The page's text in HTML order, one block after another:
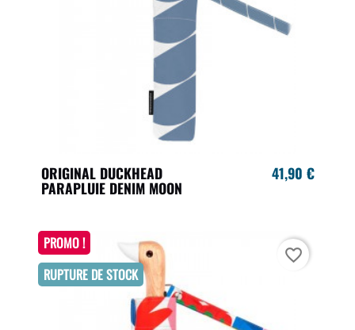
ORIGINAL DUCKHEAD
PARAPLUIE DENIM MOON
41,90 €
PROMO !
RUPTURE DE STOCK
favorite_border